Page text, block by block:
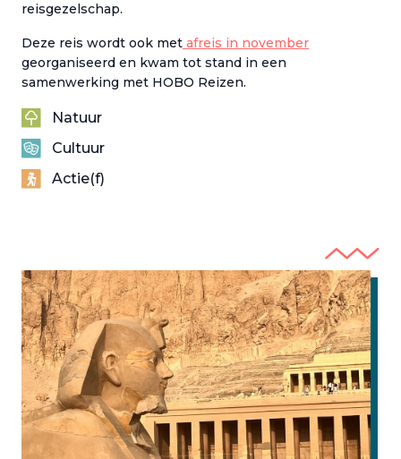
reisgezelschap.
Deze reis wordt ook met afreis in november
georganiseerd en kwam tot stand in een
samenwerking met HOBO Reizen.
Natuur
Cultuur
Actie(f)